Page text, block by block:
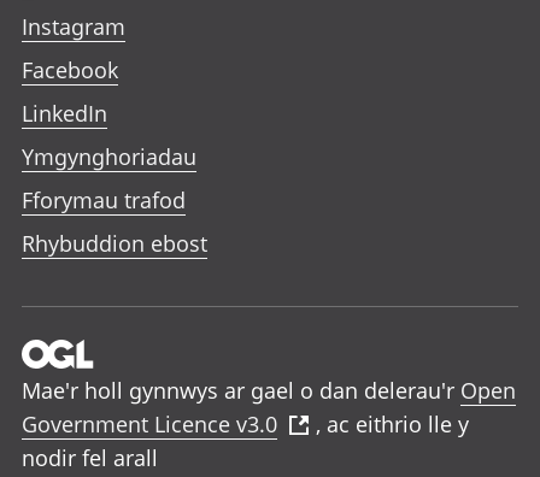
Instagram
Facebook
LinkedIn
Ymgynghoriadau
Fforymau trafod
Rhybuddion ebost
Mae'r holl gynnwys ar gael o dan delerau'r Open
Government Licence v3.0
, ac eithrio lle y
nodir fel arall